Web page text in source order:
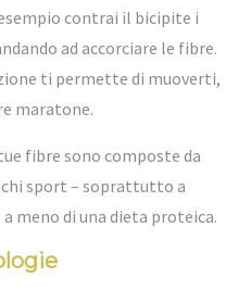
contrai il bicipite i
ad accorciare le fibre.
ti permette di muoverti,
maratone.
fibre sono composte da
sport – soprattutto a
meno di una dieta proteica.